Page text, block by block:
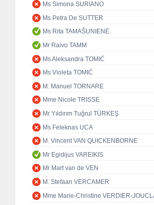
Ms Simona SURIANO
Ms Petra De SUTTER
Ms Rita TAMAŠUNIENĖ
Mr Raivo TAMM
Ms Aleksandra TOMIĆ
Ms Violeta TOMIĆ
M. Manuel TORNARE
Mme Nicole TRISSE
Mr Yıldırım Tuğrul TÜRKEŞ
Ms Feleknas UCA
M. Vincent VAN QUICKENBORNE
Mr Egidijus VAREIKIS
Mr Mart van de VEN
M. Stefaan VERCAMER
Mme Marie-Christine VERDIER-